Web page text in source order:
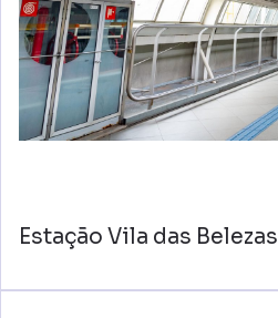
Estação Vila das Belezas